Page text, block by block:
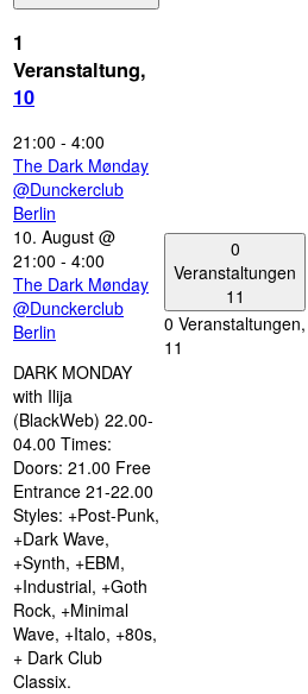
1
Veranstaltung,
10
21:00 - 4:00
The Dark Mønday
@Dunckerclub
Berlin
10. August @
21:00 - 4:00
The Dark Mønday
@Dunckerclub
Berlin
DARK MONDAY
with Ilija
(BlackWeb) 22.00-
04.00 Times:
Doors: 21.00 Free
Entrance 21-22.00
Styles: +Post-Punk,
+Dark Wave,
+Synth, +EBM,
+Industrial, +Goth
Rock, +Minimal
Wave, +Italo, +80s,
+ Dark Club
Classix.
0
Veranstaltungen
11
0 Veranstaltungen,
11